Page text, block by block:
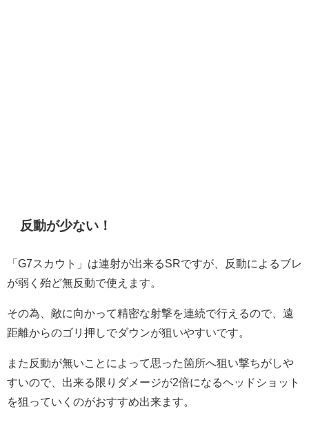
反動が少ない！
「G7スカウト」は連射が出来るSRですが、反動によるブレ
が弱く殆ど無反動で使えます。
その為、敵に向かって精密な射撃を連続で行えるので、遠
距離からのゴリ押しでダウンが狙いやすいです。
また反動が無いことによって思った箇所へ狙い撃ちがしや
すいので、出来る限りダメージが2倍になるヘッドショット
を狙っていくのがおすすめ出来ます。